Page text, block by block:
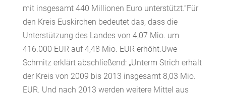
mit insgesamt 440 Millionen Euro unterstützt.“Für
den Kreis Euskirchen bedeutet das, dass die
Unterstützung des Landes von 4,07 Mio. um
416.000 EUR auf 4,48 Mio. EUR erhöht.Uwe
Schmitz erklärt abschließend: „Unterm Strich erhält
der Kreis von 2009 bis 2013 insgesamt 8,03 Mio.
EUR. Und nach 2013 werden weitere Mittel aus